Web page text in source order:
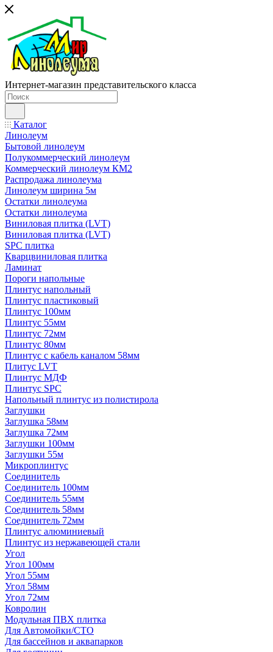
Интернет-магазин представительского класса
Каталог
Линолеум
Бытовой линолеум
Полукоммерческий линолеум
Коммерческий линолеум КМ2
Распродажа линолеума
Линолеум ширина 5м
Остатки линолеума
Остатки линолеума
Виниловая плитка (LVT)
Виниловая плитка (LVT)
SPC плитка
Кварцвиниловая плитка
Ламинат
Пороги напольные
Плинтус напольный
Плинтус пластиковый
Плинтус 100мм
Плинтус 55мм
Плинтус 72мм
Плинтус 80мм
Плинтус с кабель каналом 58мм
Плитус LVT
Плинтус МДФ
Плинтус SPC
Напольный плинтус из полистирола
Заглушки
Заглушка 58мм
Заглушка 72мм
Заглушки 100мм
Заглушки 55м
Микроплинтус
Соединитель
Соединитель 100мм
Соединитель 55мм
Соединитель 58мм
Соединитель 72мм
Плинтус алюминиевый
Плинтус из нержавеющей стали
Угол
Угол 100мм
Угол 55мм
Угол 58мм
Угол 72мм
Ковролин
Модульная ПВХ плитка
Для Автомойки/СТО
Для бассейнов и аквапарков